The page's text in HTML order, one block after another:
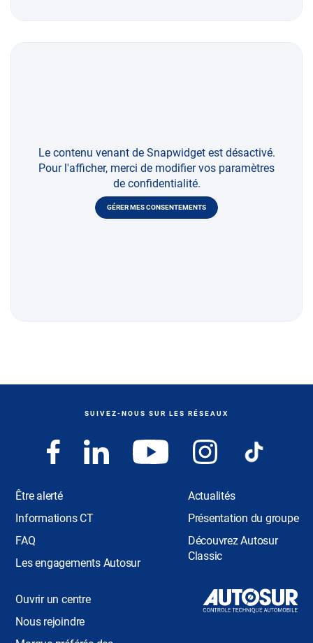
Le contenu venant de Snapwidget est désactivé.
Pour l'afficher, merci de modifier vos paramètres
de confidentialité.
GÉRER MES CONSENTEMENTS
SUIVEZ-NOUS SUR LES RÉSEAUX
Être alerté
Informations CT
FAQ
Les engagements Autosur
Actualités
Présentation du groupe
Découvrez Autosur
Classic
Ouvrir un centre
Nous rejoindre